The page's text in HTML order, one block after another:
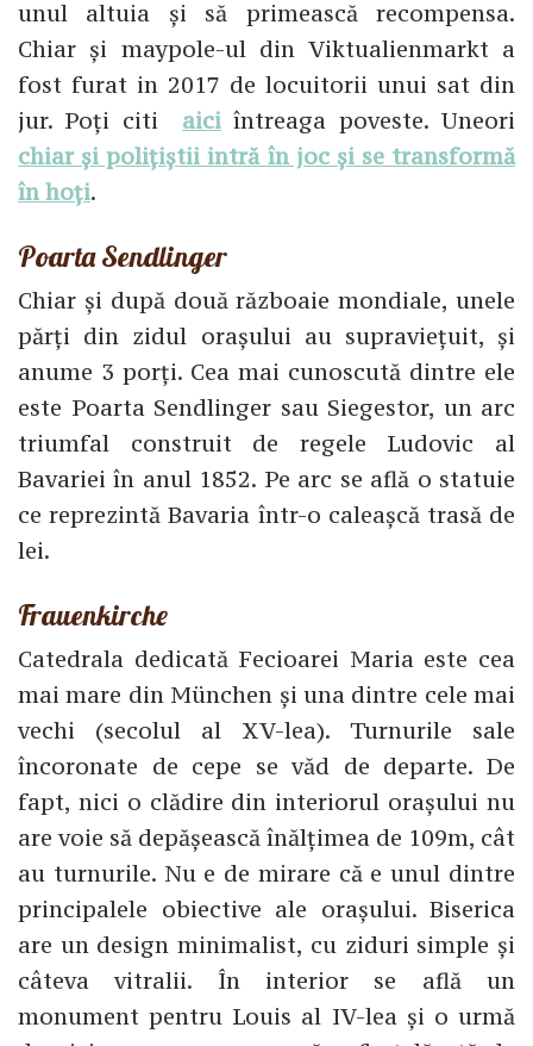
unul altuia și să primească recompensa.
Chiar și maypole-ul din Viktualienmarkt a
fost furat in 2017 de locuitorii unui sat din
jur. Poți citi aici întreaga poveste. Uneori
chiar și polițiștii intră în joc și se transformă
în hoți.
Poarta Sendlinger
Chiar și după două războaie mondiale, unele
părți din zidul orașului au supraviețuit, și
anume 3 porți. Cea mai cunoscută dintre ele
este Poarta Sendlinger sau Siegestor, un arc
triumfal construit de regele Ludovic al
Bavariei în anul 1852. Pe arc se află o statuie
ce reprezintă Bavaria într-o caleașcă trasă de
lei.
Frauenkirche
Catedrala dedicată Fecioarei Maria este cea
mai mare din München și una dintre cele mai
vechi (secolul al XV-lea). Turnurile sale
încoronate de cepe se văd de departe. De
fapt, nici o clădire din interiorul orașului nu
are voie să depășească înălțimea de 109m, cât
au turnurile. Nu e de mirare că e unul dintre
principalele obiective ale orașului. Biserica
are un design minimalist, cu ziduri simple și
câteva vitralii. În interior se află un
monument pentru Louis al IV-lea și o urmă